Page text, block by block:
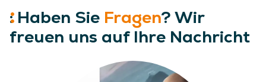
:Haben Sie Fragen? Wir
freuen uns auf Ihre Nachricht